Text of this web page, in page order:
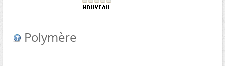
Polymère